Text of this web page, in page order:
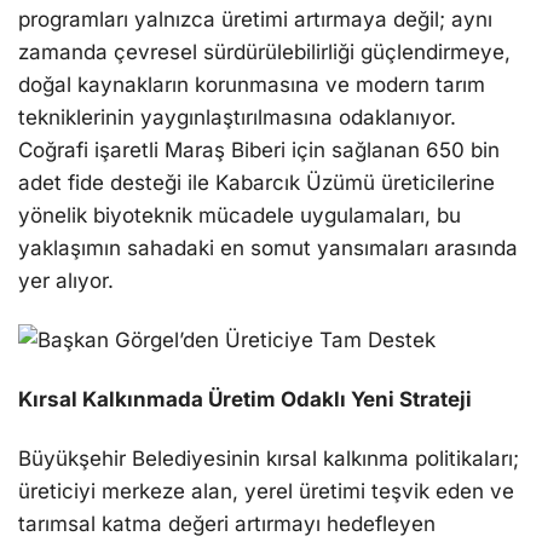
programları yalnızca üretimi artırmaya değil; aynı
zamanda çevresel sürdürülebilirliği güçlendirmeye,
doğal kaynakların korunmasına ve modern tarım
tekniklerinin yaygınlaştırılmasına odaklanıyor.
Coğrafi işaretli Maraş Biberi için sağlanan 650 bin
adet fide desteği ile Kabarcık Üzümü üreticilerine
yönelik biyoteknik mücadele uygulamaları, bu
yaklaşımın sahadaki en somut yansımaları arasında
yer alıyor.
Kırsal Kalkınmada Üretim Odaklı Yeni Strateji
Büyükşehir Belediyesinin kırsal kalkınma politikaları;
üreticiyi merkeze alan, yerel üretimi teşvik eden ve
tarımsal katma değeri artırmayı hedefleyen